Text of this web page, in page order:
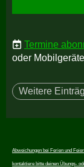
Termine
oder
Weitere
Abweichungen bei Ferien und
kontaktiere bitte deinen Übungs-